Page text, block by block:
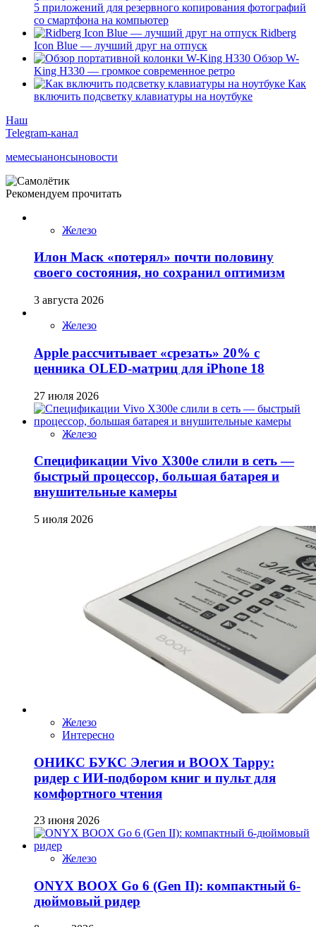
5 приложений для резервного копирования фотографий
со смартфона на компьютер
Ridberg
Icon Blue — лучший друг на отпуск
Обзор W-
King H330 — громкое современное ретро
Как
включить подсветку клавиатуры на ноутбуке
Наш
Telegram-канал
мемесыанонсыновости
Рекомендуем прочитать
Железо
Илон Маск «потерял» почти половину
своего состояния, но сохранил оптимизм
3 августа 2026
Железо
Apple рассчитывает «срезать» 20% с
ценника OLED-матриц для iPhone 18
27 июля 2026
Железо
Спецификации Vivo X300e слили в сеть —
быстрый процессор, большая батарея и
внушительные камеры
5 июля 2026
Железо
Интересно
ОНИКС БУКС Элегия и BOOX Tappy:
ридер с ИИ-подбором книг и пульт для
комфортного чтения
23 июня 2026
Железо
ONYX BOOX Go 6 (Gen II): компактный 6-
дюймовый ридер